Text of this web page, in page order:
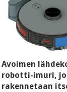
Avoimen
robotti-imuri,
rakennetaan